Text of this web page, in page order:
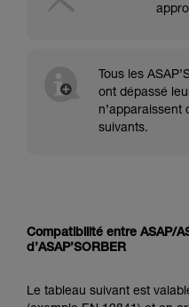
Tous les
ont dépassé
n’apparaissent
suivants.
Compatibilité entre ASAP/
d’ASAP’SORBER
Le tableau suivant est